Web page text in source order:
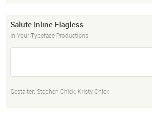
Salute Inline Flagless
In Your Typeface Productions
Gestalter: Stephen Chick, Kristy Chick